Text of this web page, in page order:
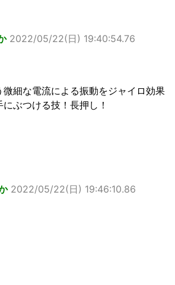
2022/05/22(日) 19:40:54.76
微細な電流による振動をジャイロ効果
ぶつける技！長押し！
2022/05/22(日) 19:46:10.86